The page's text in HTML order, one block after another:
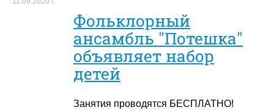
Фольклорный
ансамбль "Потешка"
объявляет набор
детей
Занятия проводятся БЕСПЛАТНО!